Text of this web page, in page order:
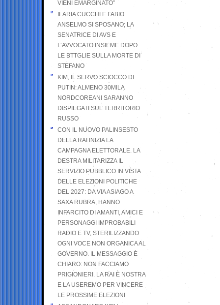
VIENI EMARGINATO”
ILARIA CUCCHI E FABIO
ANSELMO SI SPOSANO; LA
SENATRICE DI AVS E
L’AVVOCATO INSIEME DOPO
LE BTTGLIE SULLA MORTE DI
STEFANO
KIM, IL SERVO SCIOCCO DI
PUTIN: ALMENO 30MILA
NORDCOREANI SARANNO
DISPIEGATI SUL TERRITORIO
RUSSO
CON IL NUOVO PALINSESTO
DELLA RAI INIZIA LA
CAMPAGNA ELETTORALE. LA
DESTRA MILITARIZZA IL
SERVIZIO PUBBLICO IN VISTA
DELLE ELEZIONI POLITICHE
DEL 2027: DA VIA ASIAGO A
SAXA RUBRA, HANNO
INFARCITO DI AMANTI, AMICI E
PERSONAGGI IMPROBABILI
RADIO E TV, STERILIZZANDO
OGNI VOCE NON ORGANICA AL
GOVERNO. IL MESSAGGIO È
CHIARO: NON FACCIAMO
PRIGIONIERI. LA RAI È NOSTRA
E LA USEREMO PER VINCERE
LE PROSSIME ELEZIONI